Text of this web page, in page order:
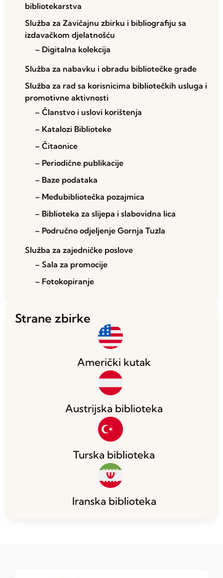
bibliotekarstva
Služba za Zavičajnu zbirku i bibliografiju sa
izdavačkom djelatnošću
– Digitalna kolekcija
Služba za nabavku i obradu bibliotečke građe
Služba za rad sa korisnicima bibliotečkih usluga i
promotivne aktivnosti
– Članstvo i uslovi korištenja
– Katalozi Biblioteke
– Čitaonice
– Periodične publikacije
– Baze podataka
– Međubibliotečka pozajmica
– Biblioteka za slijepa i slabovidna lica
– Područno odjeljenje Gornja Tuzla
Služba za zajedničke poslove
– Sala za promocije
– Fotokopiranje
Strane zbirke
Američki kutak
Austrijska biblioteka
Turska biblioteka
Iranska biblioteka